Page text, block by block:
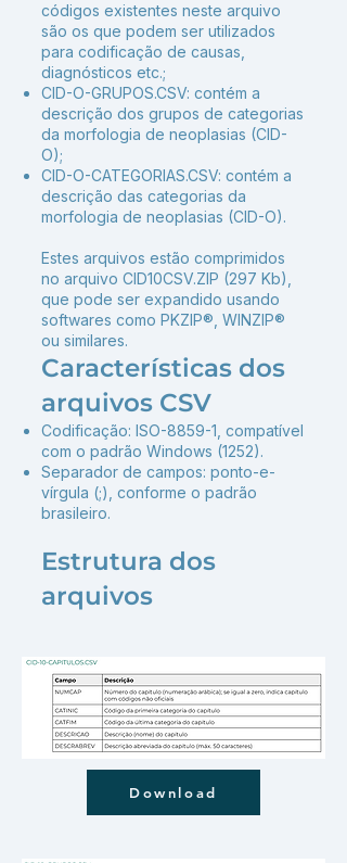
códigos existentes neste arquivo
são os que podem ser utilizados
para codificação de causas,
diagnósticos etc.;
CID-O-GRUPOS.CSV: contém a
descrição dos grupos de categorias
da morfologia de neoplasias (CID-
O);
CID-O-CATEGORIAS.CSV: contém a
descrição das categorias da
morfologia de neoplasias (CID-O).
Estes arquivos estão comprimidos
no arquivo CID10CSV.ZIP (297 Kb),
que pode ser expandido usando
softwares como PKZIP®, WINZIP®
ou similares.
Características dos
arquivos CSV
Codificação: ISO-8859-1, compatível
com o padrão Windows (1252).
Separador de campos: ponto-e-
vírgula (;), conforme o padrão
brasileiro.
Estrutura dos
arquivos
Download